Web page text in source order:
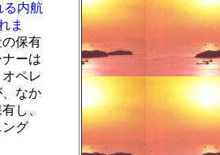
る内航
ま
保有
ーは
ペレ
なか
し、
グ